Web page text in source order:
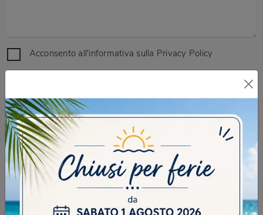
SFOGLIA I NOSTRI CATALOGHI
Acconsento all'informativa sulla Privacy Policy
Scrivere la parola "Fragole" al singolare
INVIA